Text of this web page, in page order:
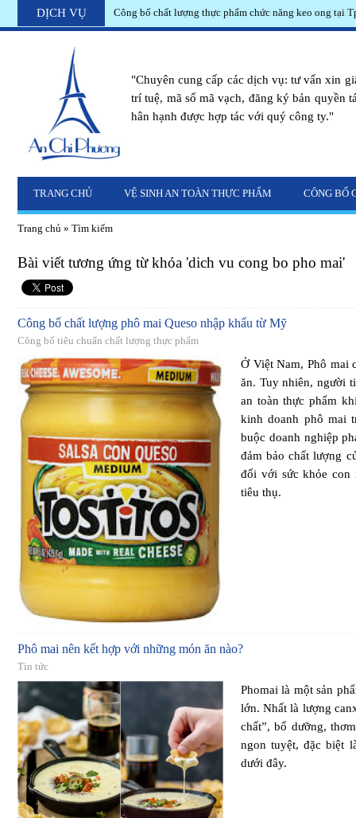
DỊCH VỤ Đăng ký chất lượng bánh trứng muối sản xuất tại Quận
"Chuyên cung cấp các dịch vụ: tư vấn xin
trí tuệ, mã số mã vạch, đăng ký bản quyền
hân hạnh được hợp tác với quý công ty."
TRANG CHỦ VỆ SINH AN TOÀN THỰC PHẨM CÔNG BỐ
Trang chủ » Tìm kiếm
Bài viết tương ứng từ khóa 'dich vu cong bo pho mai'
Công bố chất lượng phô mai Queso nhập khẩu từ Mỹ
Công bố tiêu chuẩn chất lượng thực phẩm
Ở Việt Nam, Phô mai
ăn. Tuy nhiên, người
an toàn thực phẩm
kinh doanh phô mai
buộc doanh nghiệp
đảm bảo chất lượng
đối với sức khỏe con
tiêu thụ.
Phô mai nên kết hợp với những món ăn nào?
Tin tức
Phomai là một sản
lớn. Nhất là lượng
chất”, bổ dưỡng,
ngon tuyệt, đặc biệt
dưới đây.